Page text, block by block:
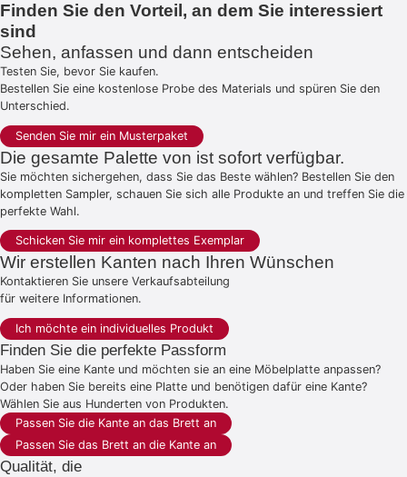
Finden Sie den Vorteil, an dem Sie interessiert
sind
Sehen, anfassen und dann entscheiden
Testen Sie, bevor Sie kaufen.
Bestellen Sie eine kostenlose Probe des Materials und spüren Sie den
Unterschied.
Senden Sie mir ein Musterpaket
Die gesamte Palette von ist sofort verfügbar.
Sie möchten sichergehen, dass Sie das Beste wählen? Bestellen Sie den
kompletten Sampler, schauen Sie sich alle Produkte an und treffen Sie die
perfekte Wahl.
Schicken Sie mir ein komplettes Exemplar
Wir erstellen Kanten nach Ihren Wünschen
Kontaktieren Sie unsere Verkaufsabteilung
für weitere Informationen.
Ich möchte ein individuelles Produkt
Finden Sie die perfekte Passform
Haben Sie eine Kante und möchten sie an eine Möbelplatte anpassen?
Oder haben Sie bereits eine Platte und benötigen dafür eine Kante?
Wählen Sie aus Hunderten von Produkten.
Passen Sie die Kante an das Brett an
Passen Sie das Brett an die Kante an
Qualität, die